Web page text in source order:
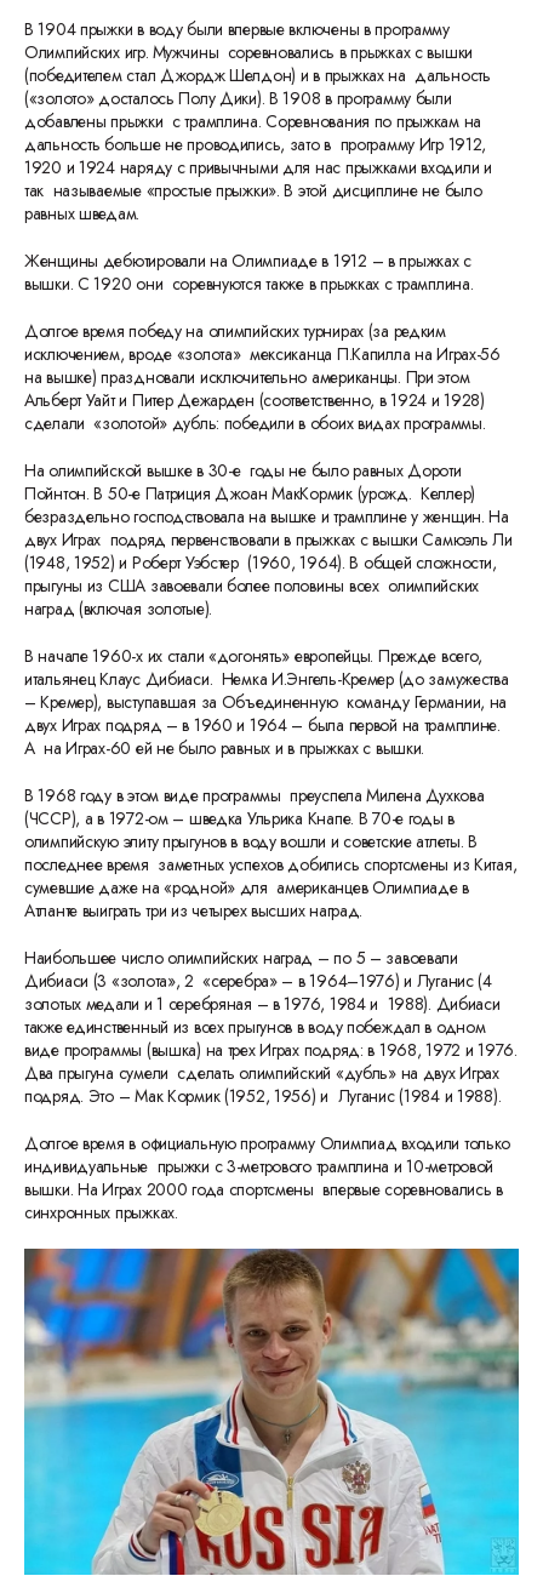
В 1904 прыжки в воду были впервые включены в программу
Олимпийских игр. Мужчины соревновались в прыжках с вышки
(победителем стал Джордж Шелдон) и в прыжках на дальность
(«золото» досталось Полу Дики). В 1908 в программу были
добавлены прыжки с трамплина. Соревнования по прыжкам на
дальность больше не проводились, зато в программу Игр 1912,
1920 и 1924 наряду с привычными для нас прыжками входили и
так называемые «простые прыжки». В этой дисциплине не было
равных шведам.
Женщины дебютировали на Олимпиаде в 1912 – в прыжках с
вышки. С 1920 они соревнуются также в прыжках с трамплина.
Долгое время победу на олимпийских турнирах (за редким
исключением, вроде «золота» мексиканца П.Капилла на Играх-56
на вышке) праздновали исключительно американцы. При этом
Альберт Уайт и Питер Дежарден (соответственно, в 1924 и 1928)
сделали «золотой» дубль: победили в обоих видах программы.
На олимпийской вышке в 30-е годы не было равных Дороти
Пойнтон. В 50-е Патриция Джоан МакКормик (урожд. Келлер)
безраздельно господствовала на вышке и трамплине у женщин. На
двух Играх подряд первенствовали в прыжках с вышки Самюэль Ли
(1948, 1952) и Роберт Уэбстер (1960, 1964). В общей сложности,
прыгуны из США завоевали более половины всех олимпийских
наград (включая золотые).
В начале 1960-х их стали «догонять» европейцы. Прежде всего,
итальянец Клаус Дибиаси. Немка И.Энгель-Кремер (до замужества
– Кремер), выступавшая за Объединенную команду Германии, на
двух Играх подряд – в 1960 и 1964 – была первой на трамплине.
А на Играх-60 ей не было равных и в прыжках с вышки.
В 1968 году в этом виде программы преуспела Милена Духкова
(ЧССР), а в 1972-ом – шведка Ульрика Кнапе. В 70-е годы в
олимпийскую элиту прыгунов в воду вошли и советские атлеты. В
последнее время заметных успехов добились спортсмены из Китая,
сумевшие даже на «родной» для американцев Олимпиаде в
Атланте выиграть три из четырех высших наград.
Наибольшее число олимпийских наград – по 5 – завоевали
Дибиаси (3 «золота», 2 «серебра» – в 1964–1976) и Луганис (4
золотых медали и 1 серебряная – в 1976, 1984 и 1988). Дибиаси
также единственный из всех прыгунов в воду побеждал в одном
виде программы (вышка) на трех Играх подряд: в 1968, 1972 и 1976.
Два прыгуна сумели сделать олимпийский «дубль» на двух Играх
подряд. Это – Мак Кормик (1952, 1956) и Луганис (1984 и 1988).
Долгое время в официальную программу Олимпиад входили только
индивидуальные прыжки с 3-метрового трамплина и 10-метровой
вышки. На Играх 2000 года спортсмены впервые соревновались в
синхронных прыжках.